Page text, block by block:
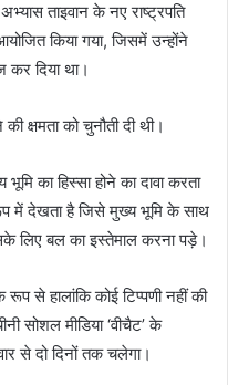
ताइवान के नए राष्ट्रपति
किया गया, जिसमें उन्होंने
कर दिया था।
क्षमता को चुनौती दी थी।
का हिस्सा होने का दावा करता
में देखता है जिसे मुख्य भूमि के साथ
लिए बल का इस्तेमाल करना पड़े।
से हालांकि कोई टिप्पणी नहीं की
सोशल मीडिया ‘वीचैट’ के
से दो दिनों तक चलेगा।